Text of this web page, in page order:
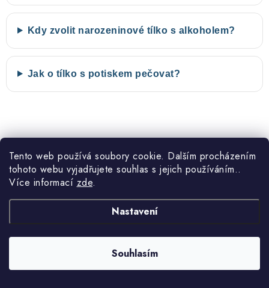
Tento web používá soubory cookie. Dalším procházením
tohoto webu vyjadřujete souhlas s jejich používáním..
Více informací zde.
Nastavení
Souhlasím
Kdy zvolit narozeninové tílko s alkoholem?
Jak o tílko s potiskem pečovat?
Akce 2+1 zdarma
Kupte si tři naše produkty a
nejlevnější máte zdarma.
Návrh před tiskem
U vlastních a upravených motivů
návrh ke schválení.
Úpravy motivu zdarma
Jméno, věk, text i jednoduché
DOPRAVA ZDARMA
Na PPL výdejní místa a do PPL